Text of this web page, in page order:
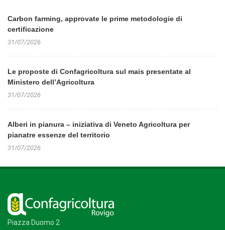
Carbon farming, approvate le prime metodologie di
certificazione
31/07/2026
Le proposte di Confagricoltura sul mais presentate al
Ministero dell’Agricoltura
31/07/2026
Alberi in pianura – iniziativa di Veneto Agricoltura per
pianatre essenze del territorio
31/07/2026
Piazza Duomo 2